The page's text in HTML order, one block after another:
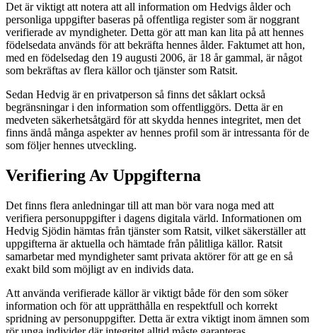
Det är viktigt att notera att all information om Hedvigs ålder och
personliga uppgifter baseras på offentliga register som är noggrant
verifierade av myndigheter. Detta gör att man kan lita på att hennes
födelsedata används för att bekräfta hennes ålder. Faktumet att hon,
med en födelsedag den 19 augusti 2006, är 18 år gammal, är något
som bekräftas av flera källor och tjänster som Ratsit.
Sedan Hedvig är en privatperson så finns det såklart också
begränsningar i den information som offentliggörs. Detta är en
medveten säkerhetsåtgärd för att skydda hennes integritet, men det
finns ändå många aspekter av hennes profil som är intressanta för de
som följer hennes utveckling.
Verifiering Av Uppgifterna
Det finns flera anledningar till att man bör vara noga med att
verifiera personuppgifter i dagens digitala värld. Informationen om
Hedvig Sjödin hämtas från tjänster som Ratsit, vilket säkerställer att
uppgifterna är aktuella och hämtade från pålitliga källor. Ratsit
samarbetar med myndigheter samt privata aktörer för att ge en så
exakt bild som möjligt av en individs data.
Att använda verifierade källor är viktigt både för den som söker
information och för att upprätthålla en respektfull och korrekt
spridning av personuppgifter. Detta är extra viktigt inom ämnen som